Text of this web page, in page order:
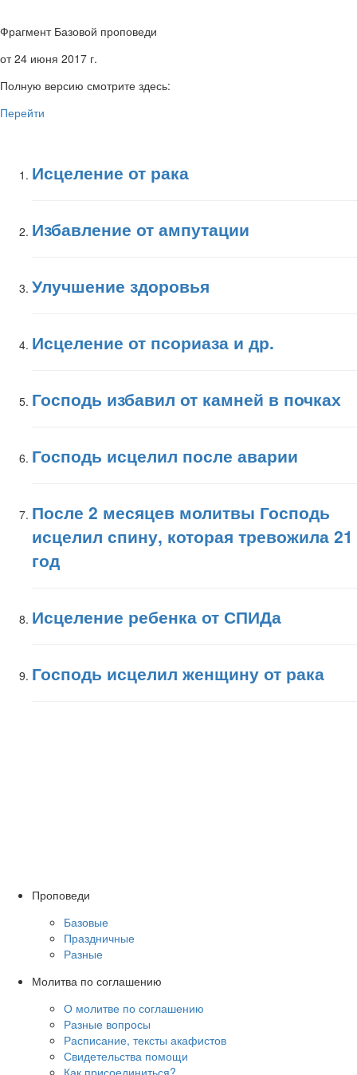
Фрагмент Базовой проповеди
от 24 июня 2017 г.
Полную версию смотрите здесь:
Перейти
Исцеление от рака
Избавление от ампутации
Улучшение здоровья
Исцеление от псориаза и др.
Господь избавил от камней в почках
Господь исцелил после аварии
После 2 месяцев молитвы Господь
исцелил спину, которая тревожила 21
год
Исцеление ребенка от СПИДа
Господь исцелил женщину от рака
Проповеди
Базовые
Праздничные
Разные
Молитва по соглашению
О молитве по соглашению
Разные вопросы
Расписание, тексты акафистов
Свидетельства помощи
Как присоединиться?